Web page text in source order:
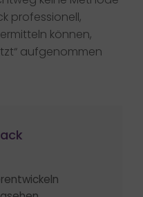
professionell,
können,
aufgenommen